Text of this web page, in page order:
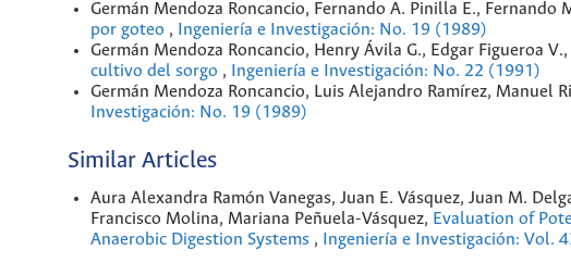
Germán Mendoza Roncancio, Fernando A. Pinilla E., Fernando
por goteo ,
Ingeniería e Investigación: No. 19 (1989)
Germán Mendoza Roncancio, Henry Ávila G., Edgar Figueroa V.,
cultivo del sorgo ,
Ingeniería e Investigación: No. 22 (1991)
Germán Mendoza Roncancio, Luis Alejandro Ramírez, Manuel
Investigación: No. 19 (1989)
Similar Articles
Aura Alexandra Ramón Vanegas, Juan E. Vásquez, Juan M.
Francisco Molina, Mariana Peñuela-Vásquez, Evaluation of
Anaerobic Digestion Systems , Ingeniería e Investigación: Vol.